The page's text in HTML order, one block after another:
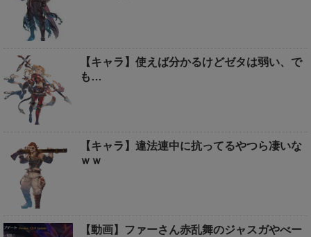
【キャラ】使えば分かるけどゼタは弱い、で
も…
【キャラ】違法連中に抗ってるやつら凄いな
ｗｗ
【動画】ファーさん赤乱舞のジャスガやべー